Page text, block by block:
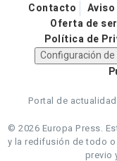
Contacto
Oferta de
Política de
Configuración de
Portal de
© 2026 Europa Press.
y la redifusión de todo
previo